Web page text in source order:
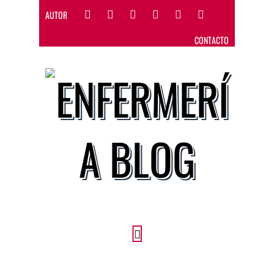
AUTOR
CONTACTO